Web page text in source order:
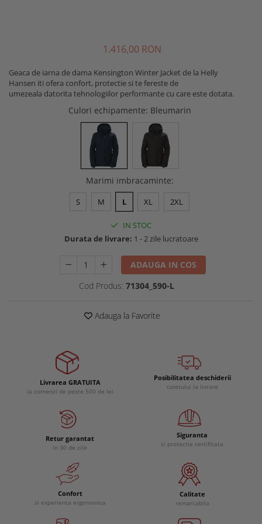
Echipamente muncitori ferma
Echipamente mulgatori
Echipamente trimeri ongloane
Casti si antifoane protectie
1.416,00 RON
Geaca de iarna de dama Kensington Winter Jacket de la Helly
Hansen iti ofera confort, protectie si te fereste de
umezeala datorita tehnologiilor performante cu care este dotata.
Culori echipamente: Bleumarin
Marimi imbracaminte:
S M L XL 2XL
IN STOC
Durata de livrare: 1 - 2 zile lucratoare
ADAUGA IN COS
Cod Produs: 71304_590-L
Adauga la Favorite
Livrarea GRATUITA
la comenzi de peste 500 de lei
Posibilitatea deschiderii
coletului la livrare
Retur garantat
in 30 de zile
Siguranta
si protectie certificata
Confort
si experienta ergonomica
Calitate
remarcabila